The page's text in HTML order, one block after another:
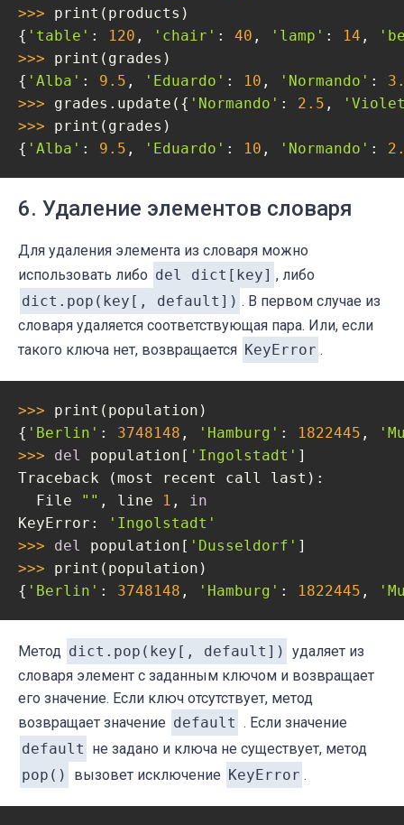
>>> print(products)
{ 'table' : 120 , 'chair' : 40 , 'lamp' : 14 ,
>>> print(grades)
{ 'Alba' : 9.5 , 'Eduardo' : 10 , 'Normando' :
>>> grades.update({ 'Normando' : 2.5 ,
>>> print(grades)
{ 'Alba' : 9.5 , 'Eduardo' : 10 , 'Normando' :
6. Удаление элементов словаря
Для удаления элемента из словаря можно
использовать либо del dict[key] , либо
dict.pop(key[, default]) . В первом случае из
словаря удаляется соответствующая пара. Или, если
такого ключа нет, возвращается KeyError .
>>> print(population)
{ 'Berlin' : 3748148 , 'Hamburg' : 1822445 ,
>>> del population[ 'Ingolstadt' ]
Traceback (most recent call last):
  File
"" , line 1 , in
KeyError:
'Ingolstadt'
>>> del population[ 'Dusseldorf'
>>> print(population)
{ 'Berlin' : 3748148 , 'Hamburg' : 1822445 ,
Метод dict.pop(key[, default]) удаляет из
словаря элемент с заданным ключом и возвращает
его значение. Если ключ отсутствует, метод
возвращает значение default . Если значение
default не задано и ключа не существует, метод
pop()
вызовет исключение KeyError .